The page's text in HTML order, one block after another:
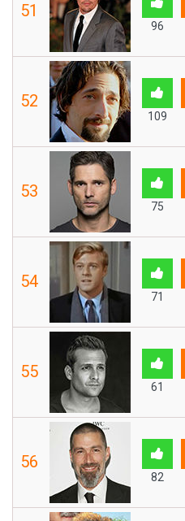
51
96
52
109
53
75
54
71
55
61
56
82